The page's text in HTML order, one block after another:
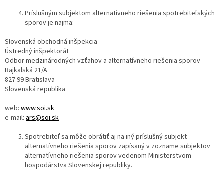
Príslušným subjektom alternatívneho riešenia spotrebiteľských
sporov je najmä:
Slovenská obchodná inšpekcia
Ústredný inšpektorát
Odbor medzinárodných vzťahov a alternatívneho riešenia sporov
Bajkalská 21/A
827 99 Bratislava
Slovenská republika
web: www.soi.sk
e-mail: ars@soi.sk
Spotrebiteľ sa môže obrátiť aj na iný príslušný subjekt
alternatívneho riešenia sporov zapísaný v zozname subjektov
alternatívneho riešenia sporov vedenom Ministerstvom
hospodárstva Slovenskej republiky.